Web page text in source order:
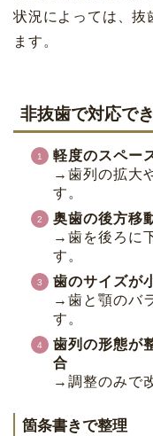
状況によっては、抜
ます。
非抜歯で対応で
軽度のスペー
→歯列の拡大
す。
奥歯の後方移
→歯を後ろに
す。
歯のサイズが
→歯と顎のバ
す。
歯列の形態が
合
→調整のみで
箇条書きで整理